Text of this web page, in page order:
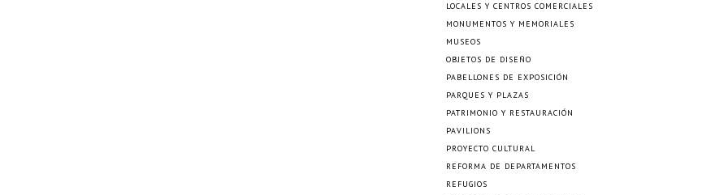
LOCALES Y CENTROS COMERCIALES
MONUMENTOS Y MEMORIALES
MUSEOS
OBJETOS DE DISEÑO
PABELLONES DE EXPOSICIÓN
PARQUES Y PLAZAS
PATRIMONIO Y RESTAURACIÓN
PAVILIONS
PROYECTO CULTURAL
REFORMA DE DEPARTAMENTOS
REFUGIOS